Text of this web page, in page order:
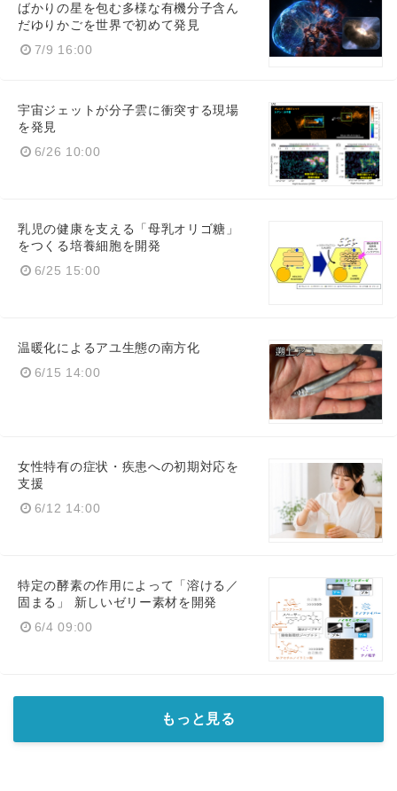
ばかりの星を包む多様な有機分子含ん
だゆりかごを世界で初めて発見
7/9 16:00
宇宙ジェットが分子雲に衝突する現場
を発見
6/26 10:00
乳児の健康を支える「母乳オリゴ糖」
をつくる培養細胞を開発
6/25 15:00
温暖化によるアユ生態の南方化
6/15 14:00
女性特有の症状・疾患への初期対応を
支援
6/12 14:00
特定の酵素の作用によって「溶ける／
固まる」 新しいゼリー素材を開発
6/4 09:00
もっと見る